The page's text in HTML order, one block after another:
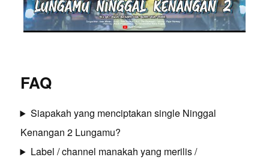
FAQ
Siapakah yang menciptakan single Ninggal
Kenangan 2 Lungamu?
Label / channel manakah yang merilis /